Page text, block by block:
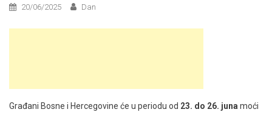
20/06/2025 Dan
Građani Bosne i Hercegovine će u periodu od 23. do 26. juna moći